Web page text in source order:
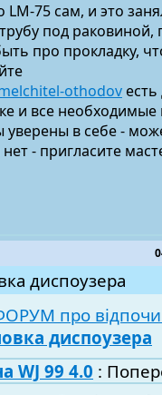
LM-75 сам, и это
под раковиной,
про прокладку,
othodov
и все необходимые
уверены в себе -
- пригласите
диспоузера
про
диспоузера
WJ 99 4.0 :